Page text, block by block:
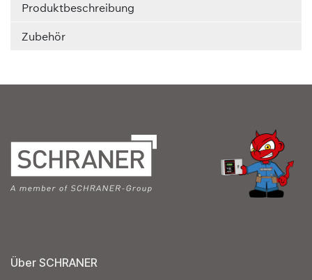
Produktbeschreibung
Zubehör
Über SCHRANER